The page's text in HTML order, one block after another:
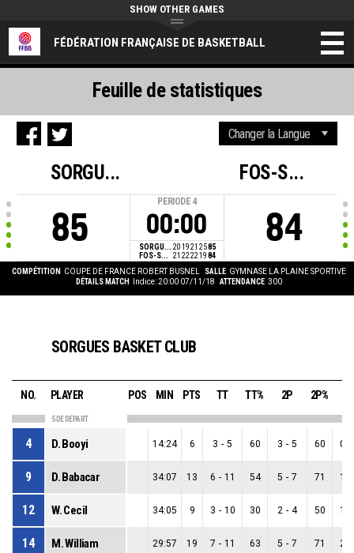
FÉDÉRATION FRANÇAISE DE BASKETBALL
SHOW OTHER GAMES
SORGU...
85
PERIODE 4
00:00
SORGU... 201921 2585
FOS-S...
21 22221984
FOS-S...
84
COMPÉTITION COUPE DE FRANCE ROBERT BUSNEL SALLE GYMNASE LA PLAINE SPORTIVE
DÉTAILS MATCH
Indice: 20:00 07/11/18 ATTENDANCE 300
Feuille de statistiques
SORGUES BASKET CLUB
NO. PLAYER POS MIN PTS TT TT% 2P 2P%
5 DE DEPART
4 D. Booyi 14:24 6 3 - 5 60 3 - 5 60 0
9 D. Babacar 34:07 13 6 - 11 54 5 - 7 71 1
12 W. Cecil 34:05 9 3 - 10 30 2 - 4 50 1
14 M. William 29:57 19 7 - 11 63 5 - 7 71 2